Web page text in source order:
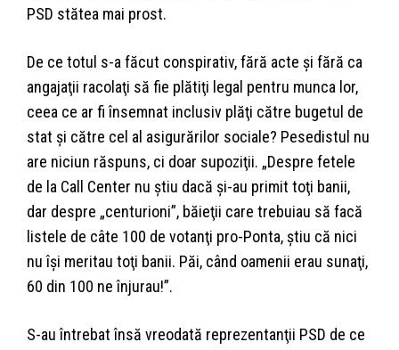
PSD stătea mai prost.
De ce totul s-a făcut conspirativ, fără acte şi fără ca
angajaţii racolaţi să fie plătiţi legal pentru munca lor,
ceea ce ar fi însemnat inclusiv plăţi către bugetul de
stat şi către cel al asigurărilor sociale? Pesedistul nu
are niciun răspuns, ci doar supoziţii. „Despre fetele
de la Call Center nu ştiu dacă şi-au primit toţi banii,
dar despre „centurioni”, băieţii care trebuiau să facă
listele de câte 100 de votanţi pro-Ponta, ştiu că nici
nu îşi meritau toţi banii. Păi, când oamenii erau sunaţi,
60 din 100 ne înjurau!”.
S-au întrebat însă vreodată reprezentanţii PSD de ce